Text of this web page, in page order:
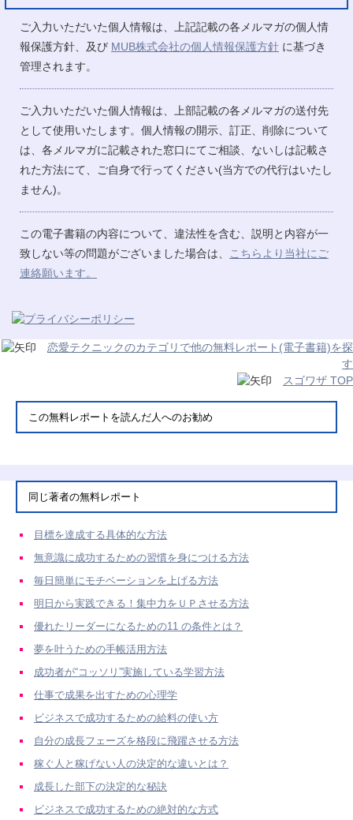
ご入力いただいた個人情報は、上記記載の各メルマガの個人情
報保護方針、及び MUB株式会社の個人情報保護方針 に基づき
管理されます。
ご入力いただいた個人情報は、上部記載の各メルマガの送付先
として使用いたします。個人情報の開示、訂正、削除について
は、各メルマガに記載された窓口にてご相談、ないしは記載さ
れた方法にて、ご自身で行ってください(当方での代行はいたし
ません)。
この電子書籍の内容について、違法性を含む、説明と内容が一
致しない等の問題がございました場合は、
こちらより当社にご
連絡願います。
恋愛テクニックのカテゴリで他の無料レポート(電子書籍)を探
す
スゴワザ TOP
この無料レポートを読んだ人へのお勧め
同じ著者の無料レポート
目標を達成する具体的な方法
無意識に成功するための習慣を身につける方法
毎日簡単にモチベーションを上げる方法
明日から実践できる！集中力をＵＰさせる方法
優れたリーダーになるための11 の条件とは？
夢を叶うための手帳活用方法
成功者が“コッソリ”実施している学習方法
仕事で成果を出すための心理学
ビジネスで成功するための給料の使い方
自分の成長フェーズを格段に飛躍させる方法
稼ぐ人と稼げない人の決定的な違いとは？
成長した部下の決定的な秘訣
ビジネスで成功するための絶対的な方式